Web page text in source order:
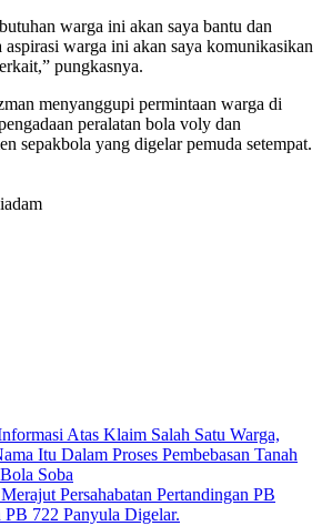
warga ini akan saya bantu dan
aspirasi warga ini akan saya komunikasikan
pungkasnya.
menyanggupi permintaan warga di
peralatan bola voly dan
sepakbola yang digelar pemuda setempat.
Atas Klaim Salah Satu Warga,
Itu Dalam Proses Pembebasan Tanah
Soba
Persahabatan Pertandingan PB
722 Panyula Digelar.